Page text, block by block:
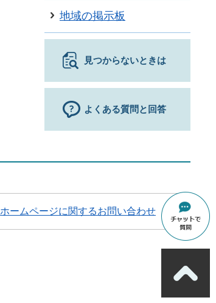
地域の掲示板
見つからないときは
よくある質問と回答
ホームページに関するお問い合わせ